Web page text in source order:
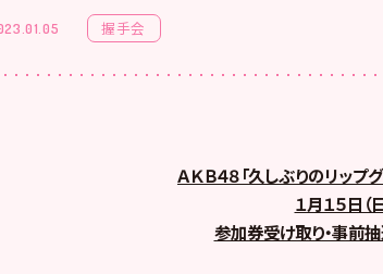
握手会
ＡＫＢ４８「久しぶりのリッ
１月１５日（
参加券受け取り・事前